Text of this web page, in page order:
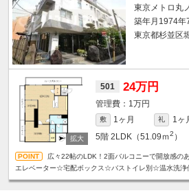
東京メトロ丸
築年月1974年
東京都杉並区
501 24万円
1万円
敷 1ヶ月 礼
1ヶ
5階 2LDK（51.09ｍ2 ）
広々22帖のLDK！2面バルコニーで開放感の
エレベーター☆宅配ボックス☆バストイレ別☆温水洗浄